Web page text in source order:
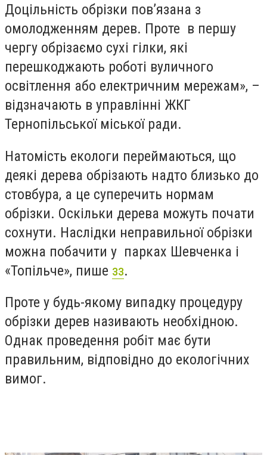
Доцільність обрізки пов’язана з
омолодженням дерев. Проте в першу
чергу обрізаємо сухі гілки, які
перешкоджають роботі вуличного
освітлення або електричним мережам», –
відзначають в управлінні ЖКГ
Тернопільської міської ради.
Натомість екологи переймаються, що
деякі дерева обрізають надто близько до
стовбура, а це суперечить нормам
обрізки. Оскільки дерева можуть почати
сохнути. Наслідки неправильної обрізки
можна побачити у парках Шевченка і
«Топільче», пише зз.
Проте у будь-якому випадку процедуру
обрізки дерев називають необхідною.
Однак проведення робіт має бути
правильним, відповідно до екологічних
вимог.